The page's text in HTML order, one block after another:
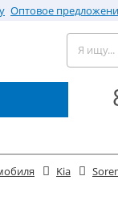
Оптовое
Kia